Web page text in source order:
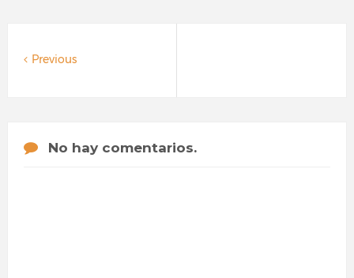
Previous
No hay comentarios.